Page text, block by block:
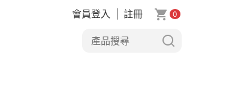
會員登入 註冊 0